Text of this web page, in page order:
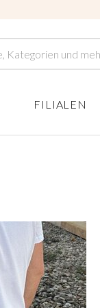
FILIALEN